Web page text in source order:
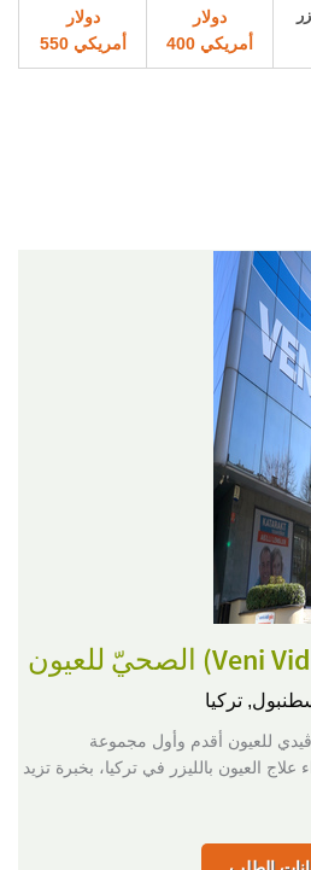
دولار
أمريكي 400
دولار
أمريكي 550
تركيا
للعيون أقدم وأول مجموعة
العيون بالليزر في تركيا، بخبرة تزيد